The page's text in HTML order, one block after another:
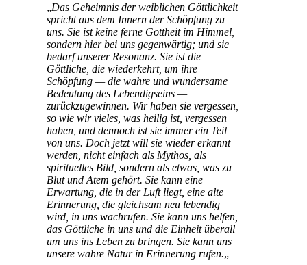
„Das Geheimnis der weiblichen Göttlichkeit
spricht aus dem Innern der Schöpfung zu
uns. Sie ist keine ferne Gottheit im Himmel,
sondern hier bei uns gegenwärtig; und sie
bedarf unserer Resonanz. Sie ist die
Göttliche, die wiederkehrt, um ihre
Schöpfung — die wahre und wundersame
Bedeutung des Lebendigseins —
zurückzugewinnen. Wir haben sie vergessen,
so wie wir vieles, was heilig ist, vergessen
haben, und dennoch ist sie immer ein Teil
von uns. Doch jetzt will sie wieder erkannt
werden, nicht einfach als Mythos, als
spirituelles Bild, sondern als etwas, was zu
Blut und Atem gehört. Sie kann eine
Erwartung, die in der Luft liegt, eine alte
Erinnerung, die gleichsam neu lebendig
wird, in uns wachrufen. Sie kann uns helfen,
das Göttliche in uns und die Einheit überall
um uns ins Leben zu bringen. Sie kann uns
unsere wahre Natur in Erinnerung rufen.„